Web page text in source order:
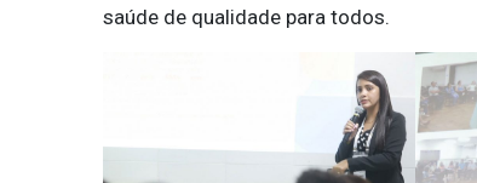
saúde de qualidade para todos.